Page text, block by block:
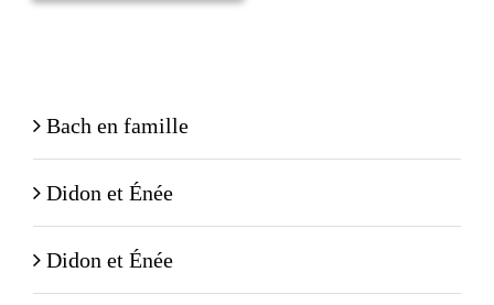
Bach en famille
Didon et Énée
Didon et Énée